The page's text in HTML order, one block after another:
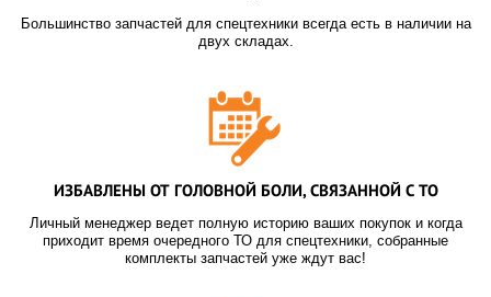
Большинство запчастей для спецтехники всегда есть в наличии на
двух складах.
ИЗБАВЛЕНЫ ОТ ГОЛОВНОЙ БОЛИ, СВЯЗАННОЙ С ТО
Личный менеджер ведет полную историю ваших покупок и когда
приходит время очередного ТО для спецтехники, собранные
комплекты запчастей уже ждут вас!